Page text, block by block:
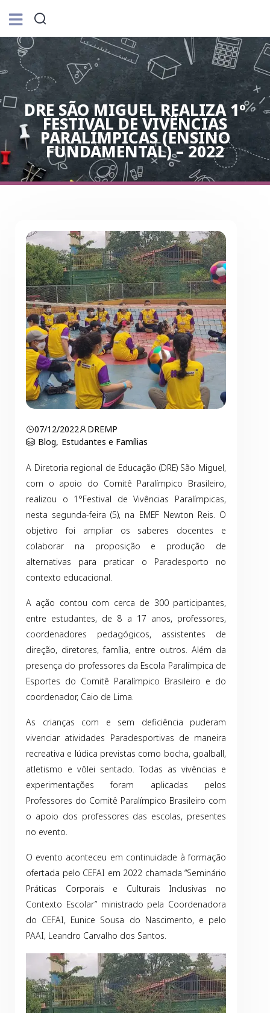
DRE SÃO MIGUEL REALIZA 1º
FESTIVAL DE VIVÊNCIAS
PARALÍMPICAS (ENSINO
FUNDAMENTAL) – 2022
07/12/2022
DREMP
Blog, Estudantes e Famílias
A Diretoria regional de Educação (DRE) São Miguel,
com o apoio do Comitê Paralímpico Brasileiro,
realizou o 1°Festival de Vivências Paralímpicas,
nesta segunda-feira (5), na EMEF Newton Reis. O
objetivo foi ampliar os saberes docentes e
colaborar na proposição e produção de
alternativas para praticar o Paradesporto no
contexto educacional.
A ação contou com cerca de 300 participantes,
entre estudantes, de 8 a 17 anos, professores,
coordenadores pedagógicos, assistentes de
direção, diretores, família, entre outros. Além da
presença do professores da Escola Paralímpica de
Esportes do Comitê Paralímpico Brasileiro e do
coordenador, Caio de Lima.
As crianças com e sem deficiência puderam
vivenciar atividades Paradesportivas de maneira
recreativa e lúdica previstas como bocha, goalball,
atletismo e vôlei sentado. Todas as vivências e
experimentações foram aplicadas pelos
Professores do Comitê Paralímpico Brasileiro com
o apoio dos professores das escolas, presentes
no evento.
O evento aconteceu em continuidade à formação
ofertada pelo CEFAI em 2022 chamada “Seminário
Práticas Corporais e Culturais Inclusivas no
Contexto Escolar” ministrado pela Coordenadora
do CEFAI, Eunice Sousa do Nascimento, e pelo
PAAI, Leandro Carvalho dos Santos.